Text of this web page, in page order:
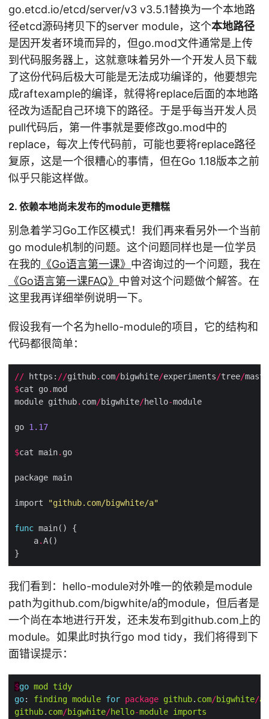
go.etcd.io/etcd/server/v3 v3.5.1替换为一个本地路
径etcd源码拷贝下的server module，这个本地路径
是因开发者环境而异的，但go.mod文件通常是上传
到代码服务器上，这就意味着另外一个开发人员下载
了这份代码后极大可能是无法成功编译的，他要想完
成raftexample的编译，就得将replace后面的本地路
径改为适配自己环境下的路径。于是乎每当开发人员
pull代码后，第一件事就是要修改go.mod中的
replace，每次上传代码前，可能也要将replace路径
复原，这是一个很糟心的事情，但在Go 1.18版本之前
似乎只能这样做。
2. 依赖本地尚未发布的module更糟糕
别急着学习Go工作区模式！我们再来看另外一个当前
go module机制的问题。这个问题同样也是一位学员
在我的 《Go语言第一课》 中咨询过的一个问题，我在
《Go语言第一课FAQ》 中曾对这个问题做个解答。在
这里我再详细举例说明一下。
假设我有一个名为hello-module的项目，它的结构和
代码都很简单：
// https: //github. com/bigwhite/experiments/tree/
$cat go.
module github. com/bigwhite/hello-
go 1.17
$cat main.
import "github.com/bigwhite/a"
func
    a
.
我们看到：hello-module对外唯一的依赖是module
path为github.com/bigwhite/a的module，但后者是
一个尚在本地进行开发，还未发布到github.com上的
module。如果此时执行go mod tidy，我们将得到下
面错误提示：
$go mod
tidy
go: finding module for package github. com/bigwhite/a
github. com/bigwhite/hello-module imports